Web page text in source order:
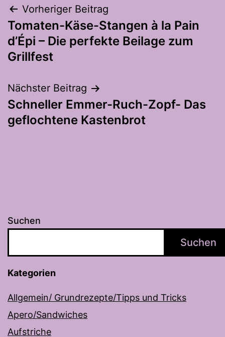
Beitragsnavigation
Vorheriger Beitrag
Tomaten-Käse-Stangen à la Pain
d’Épi – Die perfekte Beilage zum
Grillfest
Nächster Beitrag
Schneller Emmer-Ruch-Zopf- Das
geflochtene Kastenbrot
Suchen
Suchen
Kategorien
Allgemein/ Grundrezepte/Tipps und Tricks
Apero/Sandwiches
Aufstriche